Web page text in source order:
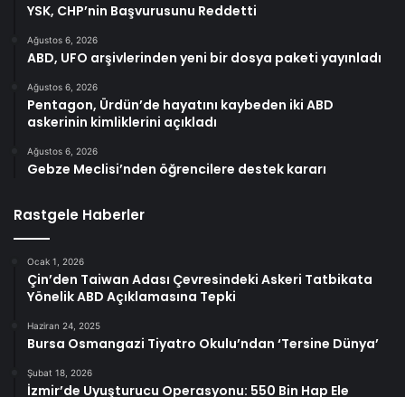
YSK, CHP’nin Başvurusunu Reddetti
Ağustos 6, 2026
ABD, UFO arşivlerinden yeni bir dosya paketi yayınladı
Ağustos 6, 2026
Pentagon, Ürdün’de hayatını kaybeden iki ABD
askerinin kimliklerini açıkladı
Ağustos 6, 2026
Gebze Meclisi’nden öğrencilere destek kararı
Rastgele Haberler
Ocak 1, 2026
Çin’den Taiwan Adası Çevresindeki Askeri Tatbikata
Yönelik ABD Açıklamasına Tepki
Haziran 24, 2025
Bursa Osmangazi Tiyatro Okulu’ndan ‘Tersine Dünya’
Şubat 18, 2026
İzmir’de Uyuşturucu Operasyonu: 550 Bin Hap Ele